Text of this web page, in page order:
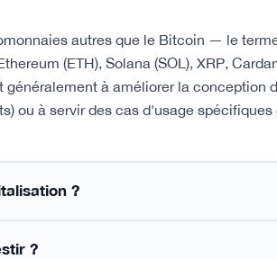
autres que le Bitcoin — le
(ETH), Solana (SOL), XRP,
généralement à améliorer la conception
ou à servir des cas d'usage
?
?